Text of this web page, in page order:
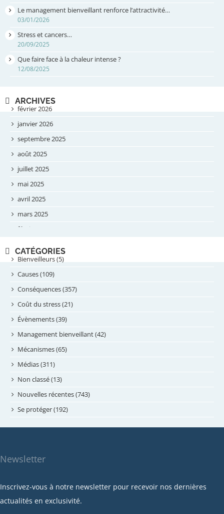
Le management bienveillant renforce l’attractivité…
03/01/2026
Stress et cancers…
20/09/2025
Que faire face à la chaleur intense ?
12/08/2025
ARCHIVES
février 2026
janvier 2026
septembre 2025
août 2025
juillet 2025
mai 2025
avril 2025
mars 2025
février 2025
septembre 2024
août 2024
juillet 2024
juin 2024
mai 2024
avril 2024
février 2024
janvier 2024
novembre 2023
octobre 2023
septembre 2023
mars 2023
janvier 2023
décembre 2022
CATÉGORIES
Bienveilleurs (5)
Causes (109)
Conséquences (357)
Coût du stress (21)
Évènements (39)
Management bienveillant (42)
Mécanismes (65)
Médias (311)
Non classé (13)
Nouvelles récentes (743)
Se protéger (192)
Newsletter
Inscrivez-vous à notre newsletter pour recevoir nos dernières
actualités en exclusivité.